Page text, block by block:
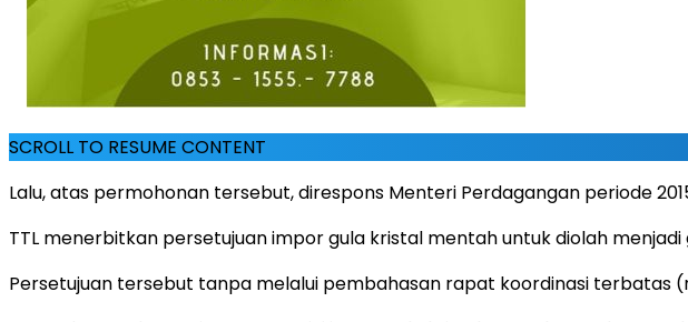
SCROLL TO RESUME CONTENT
Lalu, atas permohonan tersebut, direspons Menteri Perdagangan periode
TTL menerbitkan persetujuan impor gula kristal mentah untuk diolah menjadi
Persetujuan tersebut tanpa melalui pembahasan rapat koordinasi terbatas